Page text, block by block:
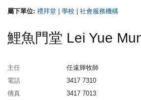
屬下單位: 禮拜堂 學校 社會服務機構
鯉魚門堂 Lei Yue
主任
任遠輝牧師
電話
3417 7310
傳真
3417 7013